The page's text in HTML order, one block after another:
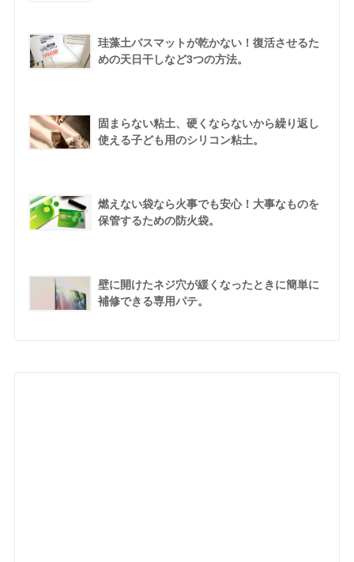
珪藻土バスマットが乾かない！復活させるた
めの天日干しなど3つの方法。
固まらない粘土、硬くならないから繰り返し
使える子ども用のシリコン粘土。
燃えない袋なら火事でも安心！大事なものを
保管するための防火袋。
壁に開けたネジ穴が緩くなったときに簡単に
補修できる専用パテ。